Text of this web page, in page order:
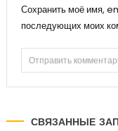
Сохранить моё имя,
последующих моих
СВЯЗАННЫЕ